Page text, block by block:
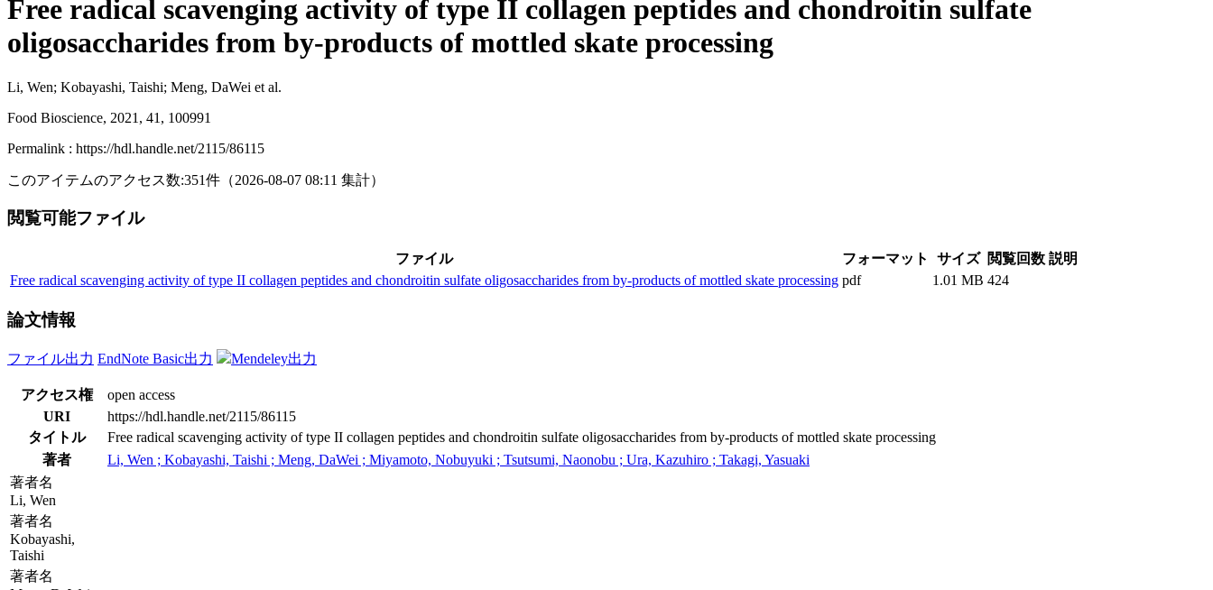
Free radical scavenging activity of type II collagen peptides and chondroitin sulfate
oligosaccharides from by-products of mottled skate processing
Li, Wen; Kobayashi, Taishi; Meng, DaWei et al.
Food Bioscience, 2021, 41, 100991
Permalink : https://hdl.handle.net/2115/86115
このアイテムのアクセス数:351件 （2026-08-07 08:11 集計）
閲覧可能ファイル
ファイル フォーマット サイズ 閲覧回数 説明
Free radical scavenging activity of type II collagen peptides and chondroitin sulfate oligosaccharides from by-products of mottled skate processing pdf 1.01 MB 424
論文情報
ファイル出力 EndNote Basic出力 Mendeley出力
アクセス権
open access
URI
https://hdl.handle.net/2115/86115
タイトル
Free radical scavenging activity of type II collagen peptides and chondroitin sulfate oligosaccharides from by-products of mottled skate processing
著者
Li, Wen ; Kobayashi, Taishi ; Meng, DaWei ; Miyamoto, Nobuyuki ; Tsutsumi, Naonobu ; Ura, Kazuhiro ; Takagi, Yasuaki
著者名
Li, Wen
著者名
Kobayashi,
Taishi
著者名